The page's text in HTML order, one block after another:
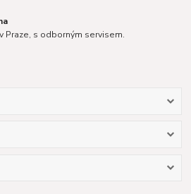
Praze, s odborným servisem.